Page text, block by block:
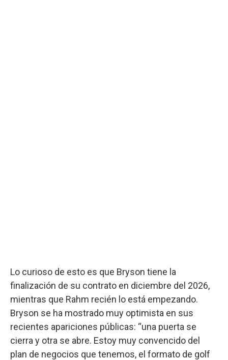
Lo curioso de esto es que Bryson tiene la
finalización de su contrato en diciembre del 2026,
mientras que Rahm recién lo está empezando.
Bryson se ha mostrado muy optimista en sus
recientes apariciones públicas: “una puerta se
cierra y otra se abre. Estoy muy convencido del
plan de negocios que tenemos, el formato de golf